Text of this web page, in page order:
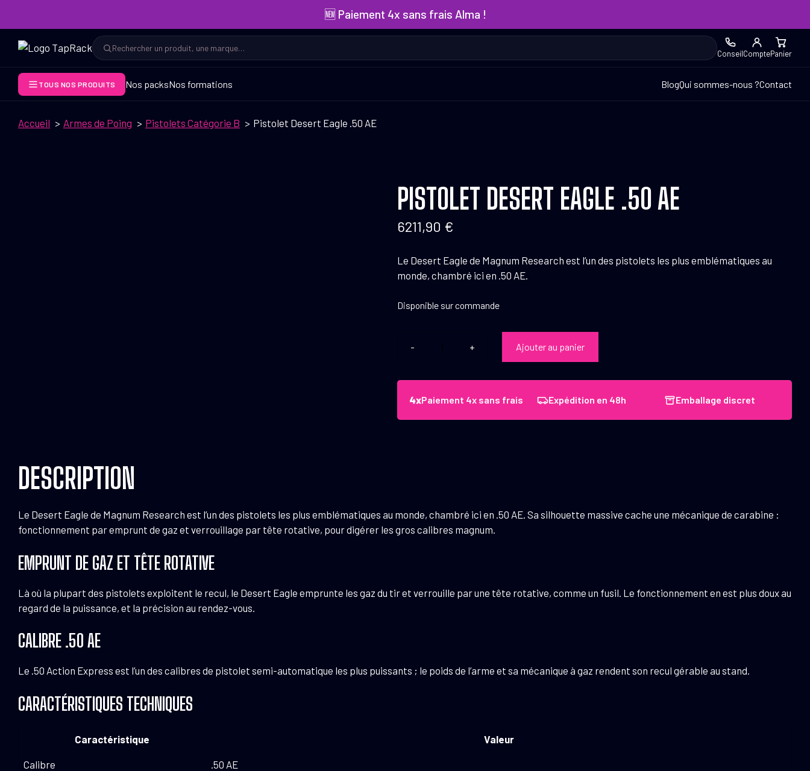
🆕 Paiement 4x sans frais Alma !
Rechercher
Rechercher ConseilComptePanier
TOUS NOS PRODUITS Nos packsNos formations BlogQui sommes-nous ?Contact
Accueil Armes de Poing Pistolets Catégorie B Pistolet Desert Eagle .50 AE
PISTOLET DESERT EAGLE .50 AE
6211,90 €
Le Desert Eagle de Magnum Research est l’un des pistolets les plus emblématiques au
monde, chambré ici en .50 AE.
Disponible sur commande
Pistolet
Desert
Ajouter au panier
Paiement 4x sans frais Expédition en 48h Emballage discret
DESCRIPTION
Le Desert Eagle de Magnum Research est l’un des pistolets les plus emblématiques au monde, chambré ici en .50 AE. Sa silhouette massive cache une mécanique de carabine :
fonctionnement par emprunt de gaz et verrouillage par tête rotative, pour digérer les gros calibres magnum.
EMPRUNT DE GAZ ET TÊTE ROTATIVE
Là où la plupart des pistolets exploitent le recul, le Desert Eagle emprunte les gaz du tir et verrouille par une tête rotative, comme un fusil. Le fonctionnement en est plus doux au
regard de la puissance, et la précision au rendez-vous.
CALIBRE .50 AE
Le .50 Action Express est l’un des calibres de pistolet semi-automatique les plus puissants ; le poids de l’arme et sa mécanique à gaz rendent son recul gérable au stand.
CARACTÉRISTIQUES TECHNIQUES
Caractéristique Valeur
Calibre .50 AE